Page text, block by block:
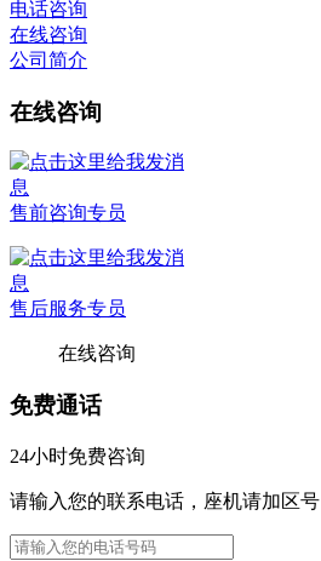
电话咨询
在线咨询
公司简介
在线咨询
售前咨询专员
售后服务专员
在线咨询
免费通话
24小时免费咨询
请输入您的联系电话，座机请加区号